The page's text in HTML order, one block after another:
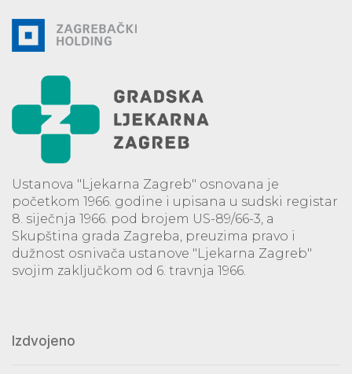
Ustanova "Ljekarna Zagreb" osnovana je
početkom 1966. godine i upisana u sudski registar
8. siječnja 1966. pod brojem US-89/66-3, a
Skupština grada Zagreba, preuzima pravo i
dužnost osnivača ustanove "Ljekarna Zagreb"
svojim zaključkom od 6. travnja 1966.
Izdvojeno